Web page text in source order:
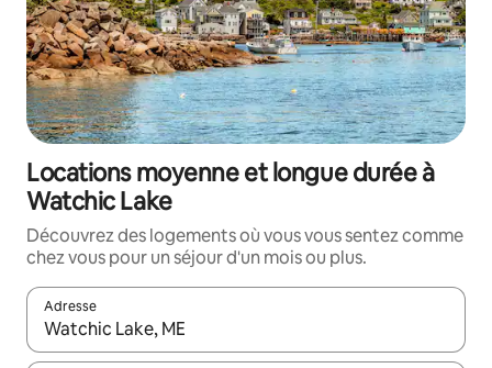
Locations moyenne et longue durée à
Watchic Lake
Découvrez des logements où vous vous sentez comme
chez vous pour un séjour d'un mois ou plus.
Adresse
Lorsque les résultats s'affichent, utilisez les flèches vers le